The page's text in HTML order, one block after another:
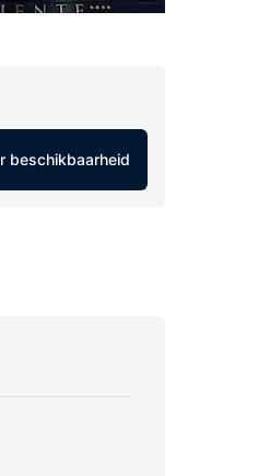
beschikbaarheid